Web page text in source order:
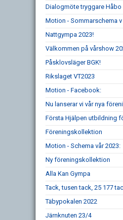
Dialogmöte tryggare Håbo
Motion - Sommarschema v
Nattgympa 2023!
Välkommen på vårshow
Påsklovsläger BGK!
Rikslaget VT2023
Motion - Facebook:
Nu lanserar vi vår nya
Första Hjälpen utbildning
Föreningskollektion
Motion - Schema vår 2023:
Ny föreningskollektion
Alla Kan Gympa
Tack, tusen tack, 25 177
Täbypokalen 2022
Järnknuten 23/4